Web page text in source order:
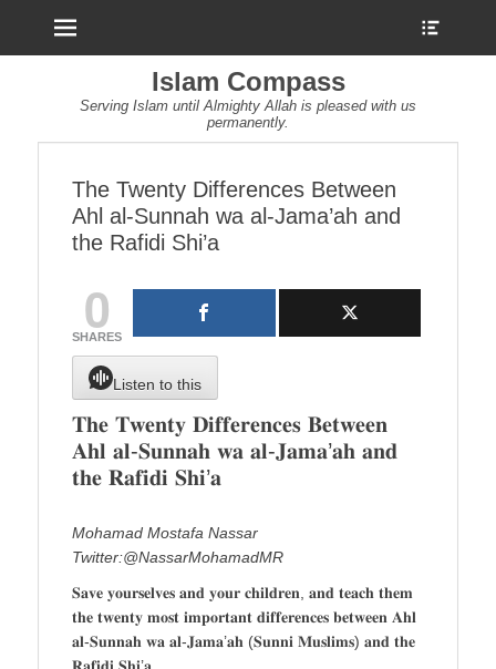
Islam Compass
Serving Islam until Almighty Allah is pleased with us
permanently.
The Twenty Differences Between
Ahl al-Sunnah wa al-Jama’ah and
the Rafidi Shi’a
0
SHARES
Listen to this
𝐓𝐡𝐞 𝐓𝐰𝐞𝐧𝐭𝐲 𝐃𝐢𝐟𝐟𝐞𝐫𝐞𝐧𝐜𝐞𝐬 𝐁𝐞𝐭𝐰𝐞𝐞𝐧
𝐀𝐡𝐥 𝐚𝐥-𝐒𝐮𝐧𝐧𝐚𝐡 𝐰𝐚 𝐚𝐥-𝐉𝐚𝐦𝐚’𝐚𝐡 𝐚𝐧𝐝
𝐭𝐡𝐞 𝐑𝐚𝐟𝐢𝐝𝐢 𝐒𝐡𝐢’𝐚
Mohamad Mostafa Nassar
Twitter:@NassarMohamadMR
𝐒𝐚𝐯𝐞 𝐲𝐨𝐮𝐫𝐬𝐞𝐥𝐯𝐞𝐬 𝐚𝐧𝐝 𝐲𝐨𝐮𝐫 𝐜𝐡𝐢𝐥𝐝𝐫𝐞𝐧, 𝐚𝐧𝐝 𝐭𝐞𝐚𝐜𝐡 𝐭𝐡𝐞𝐦
𝐭𝐡𝐞 𝐭𝐰𝐞𝐧𝐭𝐲 𝐦𝐨𝐬𝐭 𝐢𝐦𝐩𝐨𝐫𝐭𝐚𝐧𝐭 𝐝𝐢𝐟𝐟𝐞𝐫𝐞𝐧𝐜𝐞𝐬 𝐛𝐞𝐭𝐰𝐞𝐞𝐧 𝐀𝐡𝐥
𝐚𝐥-𝐒𝐮𝐧𝐧𝐚𝐡 𝐰𝐚 𝐚𝐥-𝐉𝐚𝐦𝐚’𝐚𝐡 (𝐒𝐮𝐧𝐧𝐢 𝐌𝐮𝐬𝐥𝐢𝐦𝐬) 𝐚𝐧𝐝 𝐭𝐡𝐞